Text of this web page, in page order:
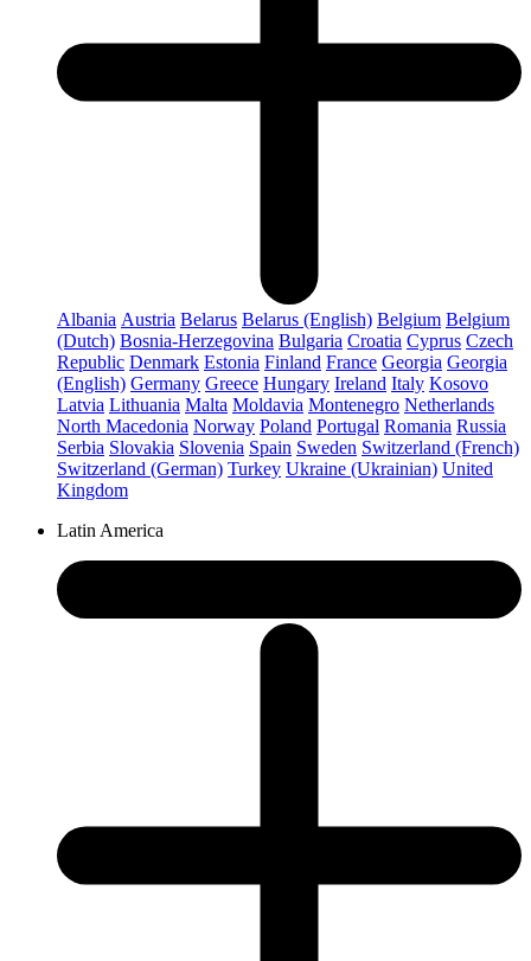
Albania Austria Belarus Belarus (English) Belgium Belgium
(Dutch) Bosnia-Herzegovina Bulgaria Croatia Cyprus Czech
Republic Denmark Estonia Finland France Georgia Georgia
(English) Germany Greece Hungary Ireland Italy Kosovo
Latvia Lithuania Malta Moldavia Montenegro Netherlands
North Macedonia Norway Poland Portugal Romania Russia
Serbia Slovakia Slovenia Spain Sweden Switzerland (French)
Switzerland (German) Turkey Ukraine (Ukrainian) United
Kingdom
Latin America